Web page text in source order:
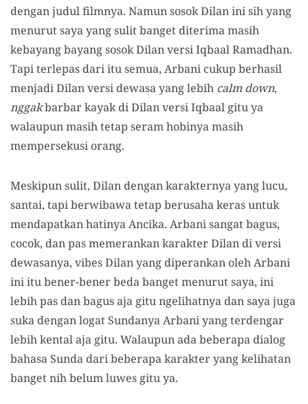
dengan judul filmnya. Namun sosok Dilan ini sih yang
menurut saya yang sulit banget diterima masih
kebayang bayang sosok Dilan versi Iqbaal Ramadhan.
Tapi terlepas dari itu semua, Arbani cukup berhasil
menjadi Dilan versi dewasa yang lebih calm down,
nggakbarbar kayak di Dilan versi Iqbaal gitu ya
walaupun masih tetap seram hobinya masih
mempersekusi orang.
Meskipun sulit, Dilan dengan karakternya yang lucu,
santai, tapi berwibawa tetap berusaha keras untuk
mendapatkan hatinya Ancika. Arbani sangat bagus,
cocok, dan pas memerankan karakter Dilan di versi
dewasanya, vibes Dilan yang diperankan oleh Arbani
ini itu bener-bener beda banget menurut saya, ini
lebih pas dan bagus aja gitu ngelihatnya dan saya juga
suka dengan logat Sundanya Arbani yang terdengar
lebih kental aja gitu. Walaupun ada beberapa dialog
bahasa Sunda dari beberapa karakter yang kelihatan
banget nih belum luwes gitu ya.